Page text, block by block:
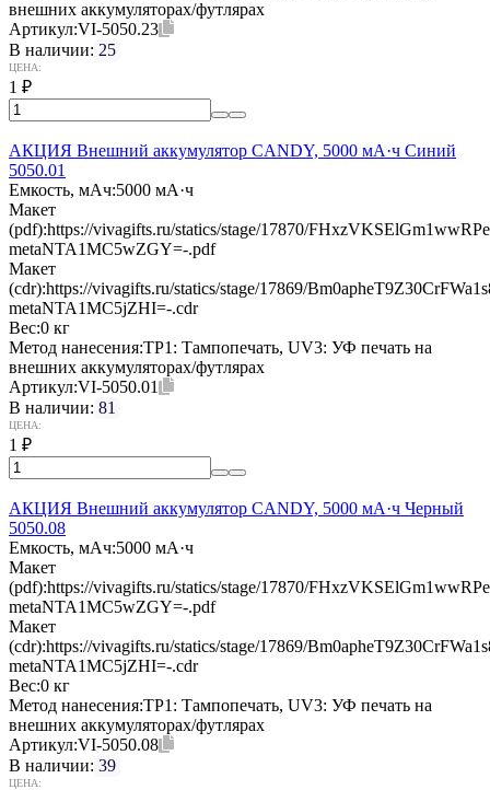
внешних аккумуляторах/футлярах
Артикул:VI-5050.23
В наличии: 25
ЦЕНА:
1 ₽
АКЦИЯ Внешний аккумулятор CANDY, 5000 мА·ч Синий
5050.01
Емкость, мАч:5000 мА·ч
Макет
(pdf):https://vivagifts.ru/statics/stage/17870/
metaNTA1MC5wZGY=-.pdf
Макет
(cdr):https://vivagifts.ru/statics/stage/17869/
metaNTA1MC5jZHI=-.cdr
Вес:0 кг
Метод нанесения:TP1: Тампопечать, UV3: УФ печать на
внешних аккумуляторах/футлярах
Артикул:VI-5050.01
В наличии: 81
ЦЕНА:
1 ₽
АКЦИЯ Внешний аккумулятор CANDY, 5000 мА·ч Черный
5050.08
Емкость, мАч:5000 мА·ч
Макет
(pdf):https://vivagifts.ru/statics/stage/17870/
metaNTA1MC5wZGY=-.pdf
Макет
(cdr):https://vivagifts.ru/statics/stage/17869/
metaNTA1MC5jZHI=-.cdr
Вес:0 кг
Метод нанесения:TP1: Тампопечать, UV3: УФ печать на
внешних аккумуляторах/футлярах
Артикул:VI-5050.08
В наличии: 39
ЦЕНА: